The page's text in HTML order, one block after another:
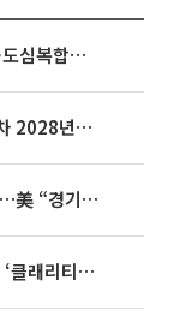
영끌 '주택공급' 대책 임박⋯비아파트·도심복합까지 총동원
종부세 개편에도…1·3주택 종부세 격차 2028년부터 확대
이란, 미국에 호르무즈 합의 조건 제시…美 “경기 아직 안 끝나” [종합]
미국, 가상자산 포괄 규제 속도…상원, ‘클래리티법’ 9월 절차투표 추진